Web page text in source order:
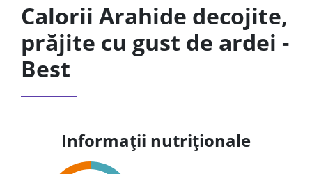
Calorii Arahide decojite,
prăjite cu gust de ardei -
Best
Informații nutriționale